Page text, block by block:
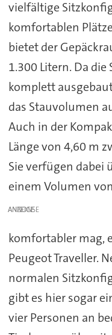
vielfältige
komfortablen
bietet der
1.300 Litern. Da die
komplett
das Stauvolumen
Auch in der
Länge von 4,60 m
Sie verfügen dabei
einem Volumen
ANZEIGE
komfortabler mag,
Peugeot Traveller.
normalen
gibt es hier sogar
vier Personen an